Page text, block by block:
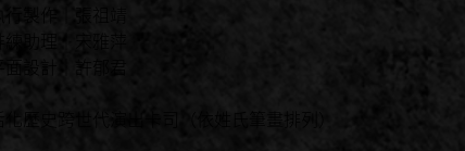
平面設計｜許郁君